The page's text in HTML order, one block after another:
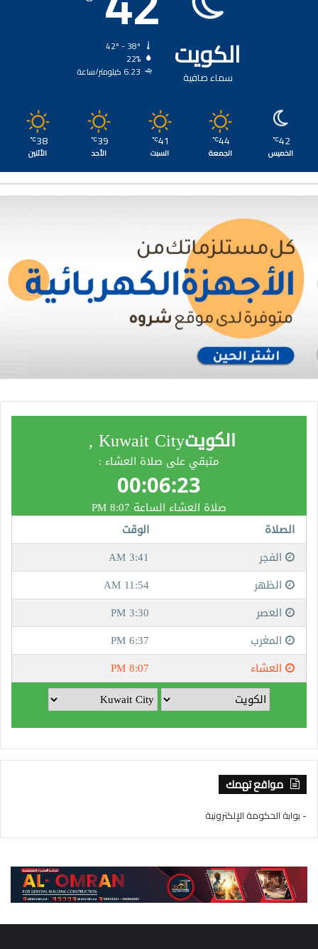
الكويت
سماء صافية
22%
6.23 كيلومتر/ساعة
42
℃
الخميس
44
℃
الجمعة
41
℃
السبت
39
℃
الأحد
38
℃
الأثنين
مواقع تهمك
- بوابة الحكومة الإلكترونية